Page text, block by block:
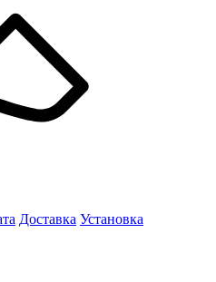
Доставка Установка